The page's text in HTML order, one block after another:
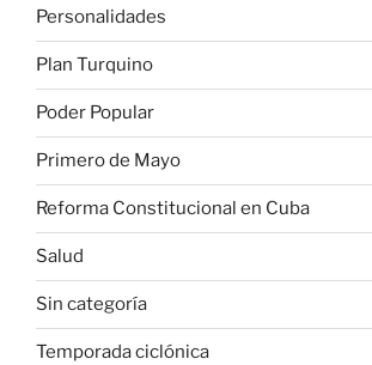
Personalidades
Plan Turquino
Poder Popular
Primero de Mayo
Reforma Constitucional en Cuba
Salud
Sin categoría
Temporada ciclónica